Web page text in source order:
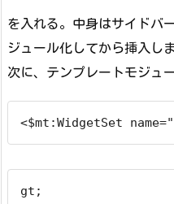
を入れる。中身はサイドバ
ジュール化してから挿入しま
次に、テンプレートモジュ
<$mt:WidgetSet
gt;